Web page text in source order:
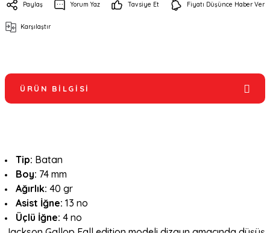
Paylaş Yorum Yaz Tavsiye Et Fiyatı Düşünce Haber Ver
Karşılaştır
ÜRÜN BILGISI
Tip: Batan
Boy: 74 mm
Ağırlık: 40 gr
Asist İğne: 13 no
Üçlü İğne: 4 no